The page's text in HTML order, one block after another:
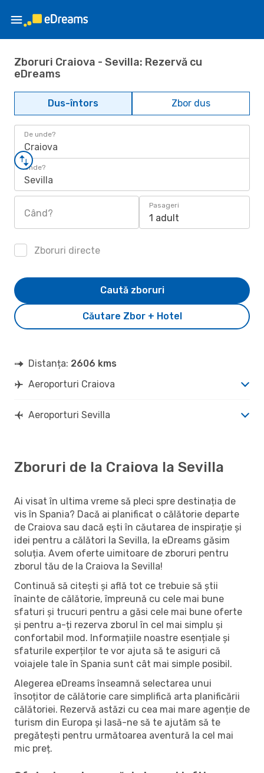
Zboruri Craiova - Sevilla: Rezervă cu
eDreams
Dus-întors Zbor dus
De unde?
Craiova
Unde?
Sevilla
Când?
Pasageri
1 adult
Zboruri directe
Căutare Zbor + Hotel
Caută zboruri
Distanța: 2606 kms
Aeroporturi Craiova
Aeroporturi Sevilla
Zboruri de la Craiova la Sevilla
Ai visat în ultima vreme să pleci spre destinația de
vis în Spania? Dacă ai planificat o călătorie departe
de Craiova sau dacă ești în căutarea de inspirație și
idei pentru a călători la Sevilla, la eDreams găsim
soluția. Avem oferte uimitoare de zboruri pentru
zborul tău de la Craiova la Sevilla!
Continuă să citești și află tot ce trebuie să știi
înainte de călătorie, împreună cu cele mai bune
sfaturi și trucuri pentru a găsi cele mai bune oferte
și pentru a-ți rezerva zborul în cel mai simplu și
confortabil mod. Informațiile noastre esențiale și
sfaturile experților te vor ajuta să te asiguri că
voiajele tale în Spania sunt cât mai simple posibil.
Alegerea eDreams înseamnă selectarea unui
însoțitor de călătorie care simplifică arta planificării
călătoriei. Rezervă astăzi cu cea mai mare agenție de
turism din Europa și lasă-ne să te ajutăm să te
pregătești pentru următoarea aventură la cel mai
mic preț.